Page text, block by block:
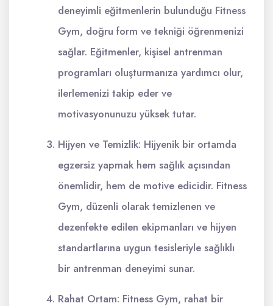
deneyimli eğitmenlerin bulunduğu Fitness
Gym, doğru form ve tekniği öğrenmenizi
sağlar. Eğitmenler, kişisel antrenman
programları oluşturmanıza yardımcı olur,
ilerlemenizi takip eder ve
motivasyonunuzu yüksek tutar.
Hijyen ve Temizlik: Hijyenik bir ortamda
egzersiz yapmak hem sağlık açısından
önemlidir, hem de motive edicidir. Fitness
Gym, düzenli olarak temizlenen ve
dezenfekte edilen ekipmanları ve hijyen
standartlarına uygun tesisleriyle sağlıklı
bir antrenman deneyimi sunar.
Rahat Ortam: Fitness Gym, rahat bir